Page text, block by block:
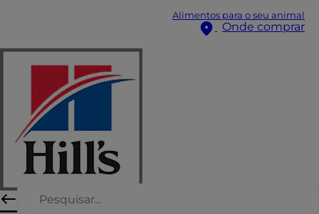
Alimentos para o seu animal
Onde comprar